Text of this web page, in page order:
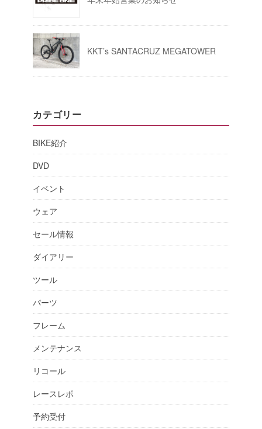
KKT’s SANTACRUZ MEGATOWER
カテゴリー
BIKE紹介
DVD
イベント
ウェア
セール情報
ダイアリー
ツール
パーツ
フレーム
メンテナンス
リコール
レースレポ
予約受付